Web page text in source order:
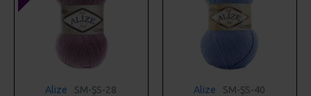
Alize SM-ŞS-28 Alize SM-ŞS-40